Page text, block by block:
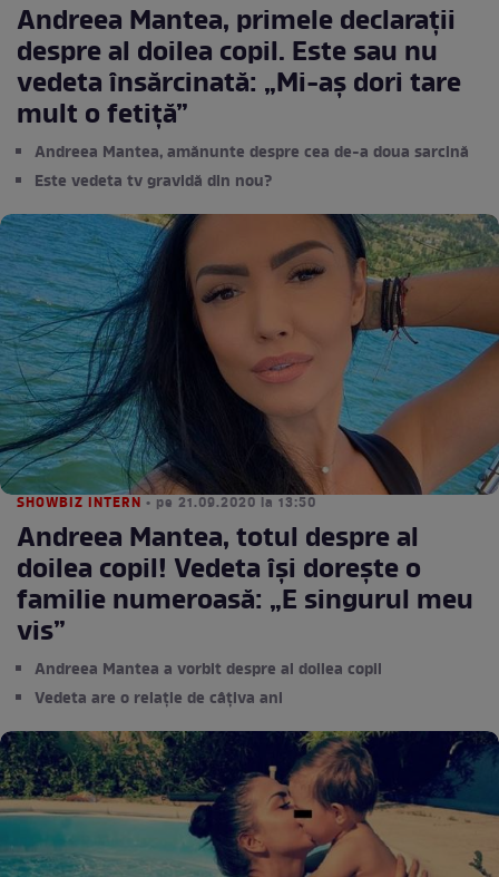
Andreea Mantea, primele declarații
despre al doilea copil. Este sau nu
vedeta însărcinată: „Mi-aș dori tare
mult o fetiță”
Andreea Mantea, amănunte despre cea de-a doua sarcină
Este vedeta tv gravidă din nou?
SHOWBIZ INTERN • pe 21.09.2020 la 13:50
Andreea Mantea, totul despre al
doilea copil! Vedeta își dorește o
familie numeroasă: „E singurul meu
vis”
Andreea Mantea a vorbit despre al doilea copil
Vedeta are o relație de câțiva ani